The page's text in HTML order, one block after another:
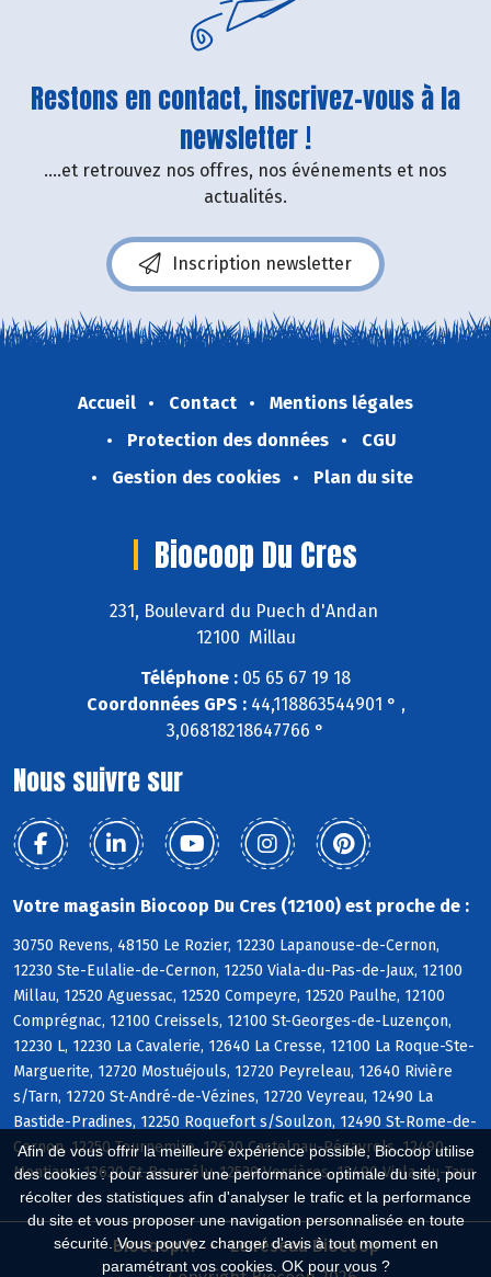
Afin de vous offrir la meilleure expérience possible, Biocoop utilise
des cookies : pour assurer une performance optimale du site, pour
récolter des statistiques afin d'analyser le trafic et la performance
du site et vous proposer une navigation personnalisée en toute
sécurité. Vous pouvez changer d'avis à tout moment en
paramétrant vos cookies. OK pour vous ?
Restons en contact, inscrivez-vous à la
newsletter !
....et retrouvez nos offres, nos événements et nos
actualités.
Inscription newsletter
Accueil Contact
Mentions légales
Protection des données
CGU
Gestion des cookies
Plan du site
Biocoop Du Cres
231, Boulevard du Puech d'Andan
12100 Millau
Téléphone : 05 65 67 19 18
Coordonnées GPS :44,118863544901 ° ,
3,06818218647766 °
Nous suivre sur
Votre magasin Biocoop Du Cres (12100) est proche de :
30750 Revens, 48150 Le Rozier, 12230 Lapanouse-de-Cernon,
12230 Ste-Eulalie-de-Cernon, 12250 Viala-du-Pas-de-Jaux, 12100
Millau, 12520 Aguessac, 12520 Compeyre, 12520 Paulhe, 12100
Comprégnac, 12100 Creissels, 12100 St-Georges-de-Luzençon,
12230 L, 12230 La Cavalerie, 12640 La Cresse, 12100 La Roque-Ste-
Marguerite, 12720 Mostuéjouls, 12720 Peyreleau, 12640 Rivière
s/Tarn, 12720 St-André-de-Vézines, 12720 Veyreau, 12490 La
Bastide-Pradines, 12250 Roquefort s/Soulzon, 12490 St-Rome-de-
Cernon, 12250 Tournemire, 12620 Castelnau-Pégayrols, 12490
Montjaux, 12620 St-Beauzély, 12520 Verrières, 12490 Viala-du-Tarn
Biocoop.fr
Le réseau Biocoop